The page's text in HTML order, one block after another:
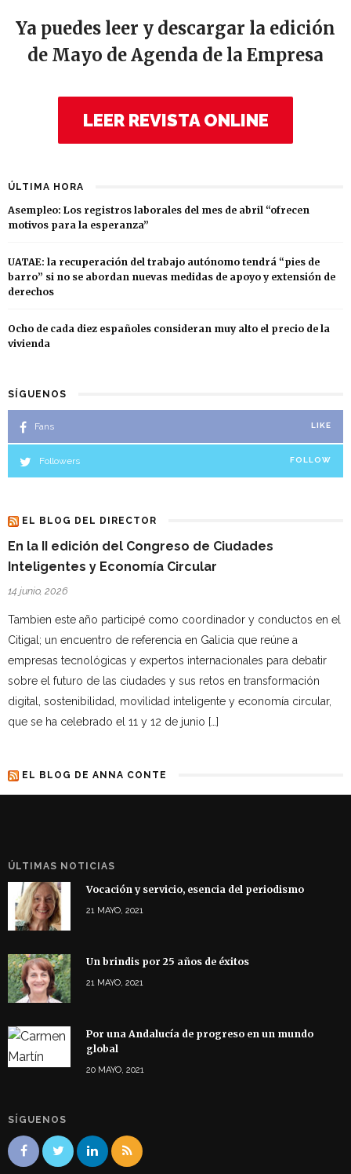
Ya puedes leer y descargar la edición
de Mayo de Agenda de la Empresa
LEER REVISTA ONLINE
ÚLTIMA HORA
Asempleo: Los registros laborales del mes de abril “ofrecen
motivos para la esperanza”
UATAE: la recuperación del trabajo autónomo tendrá “pies de
barro” si no se abordan nuevas medidas de apoyo y extensión de
derechos
Ocho de cada diez españoles consideran muy alto el precio de la
vivienda
SÍGUENOS
Fans LIKE
Followers FOLLOW
EL BLOG DEL DIRECTOR
En la II edición del Congreso de Ciudades
Inteligentes y Economía Circular
14 junio, 2026
Tambien este año participé como coordinador y conductos en el
Citigal; un encuentro de referencia en Galicia que reúne a
empresas tecnológicas y expertos internacionales para debatir
sobre el futuro de las ciudades y sus retos en transformación
digital, sostenibilidad, movilidad inteligente y economía circular,
que se ha celebrado el 11 y 12 de junio […]
EL BLOG DE ANNA CONTE
ÚLTIMAS NOTICIAS
Vocación y servicio, esencia del periodismo
21 MAYO, 2021
Un brindis por 25 años de éxitos
21 MAYO, 2021
Por una Andalucía de progreso en un mundo
global
20 MAYO, 2021
SÍGUENOS